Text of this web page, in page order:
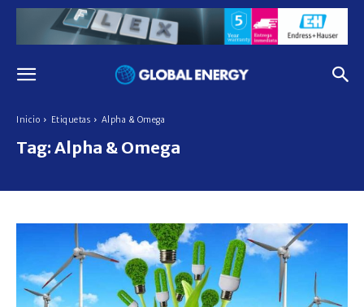
Inicio Etiquetas Alpha & Omega
Tag: Alpha & Omega